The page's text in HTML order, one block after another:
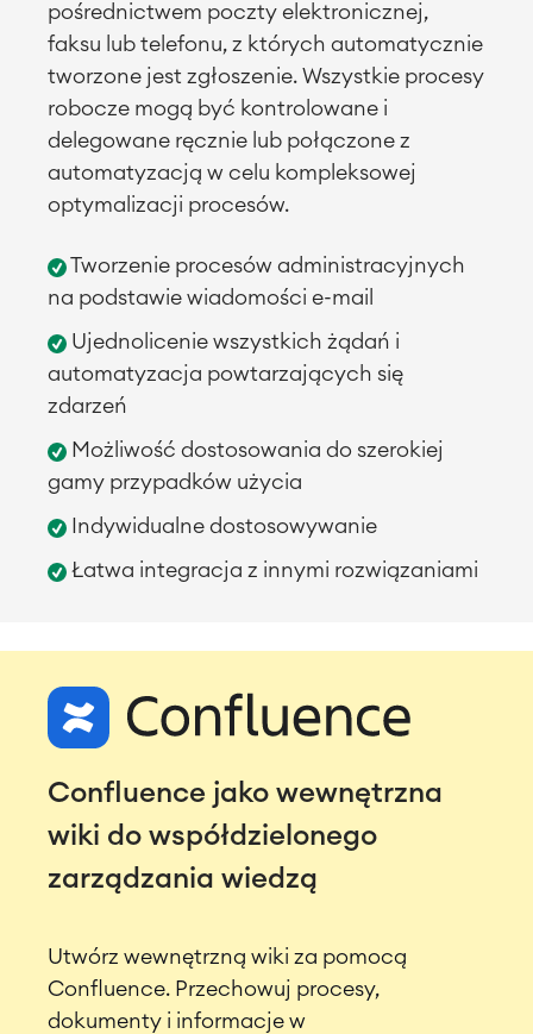
Agile & DevOps
DevOps
Programowanie zwinne
Test Management
Rejestrowanie i planowanie czasu
Procesy Biznesowe
(LMS) / eLearning
Raporty i Dashboardy
Zarządzanie pracą
Zarządzanie usługami
Zarządzanie usługami
informatycznymi i CMDB
pośrednictwem poczty elektronicznej,
faksu lub telefonu, z których automatycznie
tworzone jest zgłoszenie. Wszystkie procesy
robocze mogą być kontrolowane i
delegowane ręcznie lub połączone z
automatyzacją w celu kompleksowej
optymalizacji procesów.
Tworzenie procesów administracyjnych
na podstawie wiadomości e-mail
Ujednolicenie wszystkich żądań i
automatyzacja powtarzających się
zdarzeń
Możliwość dostosowania do szerokiej
gamy przypadków użycia
Indywidualne dostosowywanie
Łatwa integracja z innymi rozwiązaniami
Confluence jako wewnętrzna
wiki do współdzielonego
zarządzania wiedzą
Utwórz wewnętrzną wiki za pomocą
Confluence. Przechowuj procesy,
dokumenty i informacje w